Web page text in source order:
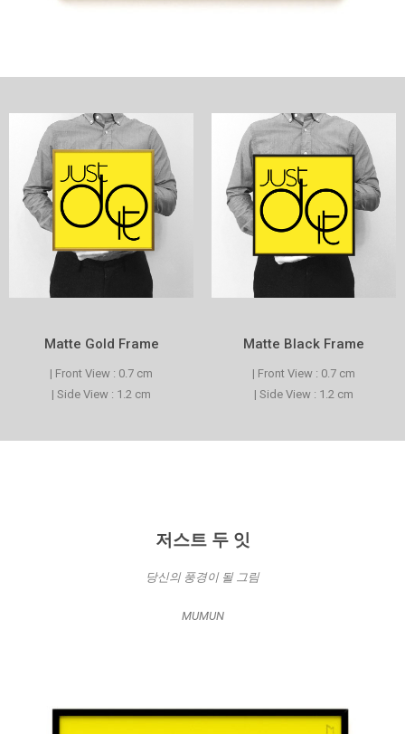
Matte Gold Frame
| Front View : 0.7 cm
| Side View : 1.2 cm
Matte Black Frame
| Front View : 0.7 cm
| Side View : 1.2 cm
저스트 두 잇
당신의 풍경이 될 그림
MUMUN